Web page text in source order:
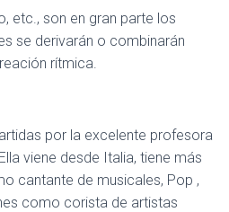
etc., son en gran parte los
se derivarán o combinarán
rítmica.
por la excelente profesora
viene desde Italia, tiene más
cantante de musicales, Pop ,
como corista de artistas